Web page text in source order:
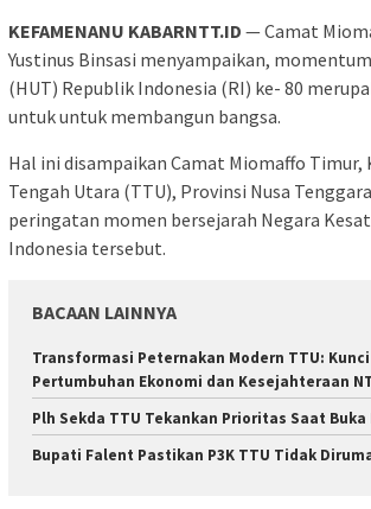
KEFAMENANU KABARNTT.ID — Camat
Yustinus Binsasi menyampaikan,
(HUT) Republik Indonesia (RI) ke- 80
untuk untuk membangun bangsa.
Hal ini disampaikan Camat Miomaffo
Tengah Utara (TTU), Provinsi Nusa
peringatan momen bersejarah Negara
Indonesia tersebut.
BACAAN LAINNYA
Transformasi Peternakan Modern TTU: Kunci
Pertumbuhan Ekonomi dan Kesejahteraan
Plh Sekda TTU Tekankan Prioritas Saat Buka
Bupati Falent Pastikan P3K TTU Tidak